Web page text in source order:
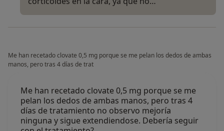
Me han recetado clovate 0,5 mg porque se me pelan los dedos de ambas
manos, pero tras 4 días de trat
Me han recetado clovate 0,5 mg porque se me
pelan los dedos de ambas manos, pero tras 4
días de tratamiento no observo mejoría
ninguna y sigue extendiendose. Debería seguir